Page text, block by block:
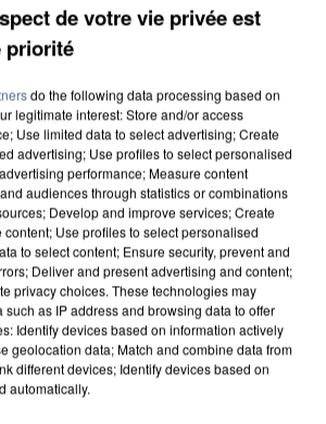
EN ALGÉRIE
de votre vie privée est
priorité
do the following data processing based on
legitimate interest: Store and/or access
Use limited data to select advertising; Create
advertising; Use profiles to select personalised
performance; Measure content
audiences through statistics or combinations
Develop and improve services; Create
Use profiles to select personalised
to select content; Ensure security, prevent and
Deliver and present advertising and content;
privacy choices. These technologies may
as IP address and browsing data to offer
Identify devices based on information actively
geolocation data; Match and combine data from
different devices; Identify devices based on
automatically.